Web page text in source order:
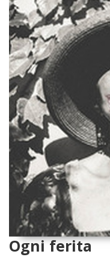
Ogni ferita